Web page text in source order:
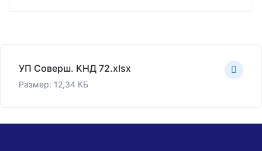
УП Соверш. КНД 72.xlsx
Размер: 12,34 КБ